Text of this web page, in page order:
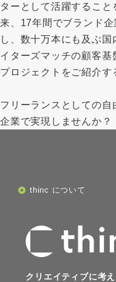
ターとして活躍するこ
来、17年間でブランド
し、数十万本にも及ぶ
イターズマッチの顧客基
プロジェクトをご紹介す
フリーランスとしての自
企業で実現しませんか？
thinc について
クリエイティブに考